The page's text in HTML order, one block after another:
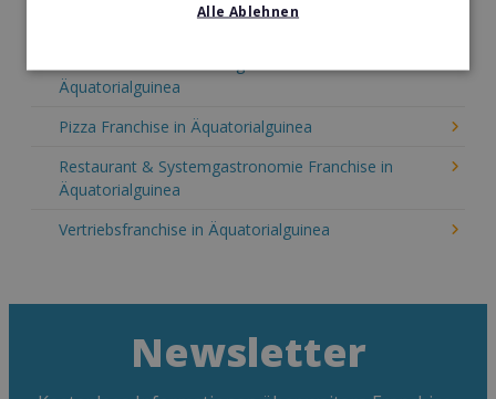
Möbel & Einrichtung Franchise in Äquatorialguinea
Äquatorialguinea
Pizza Franchise in Äquatorialguinea
Restaurant & Systemgastronomie Franchise in
Äquatorialguinea
Vertriebsfranchise in Äquatorialguinea
Newsletter
Alle Ablehnen